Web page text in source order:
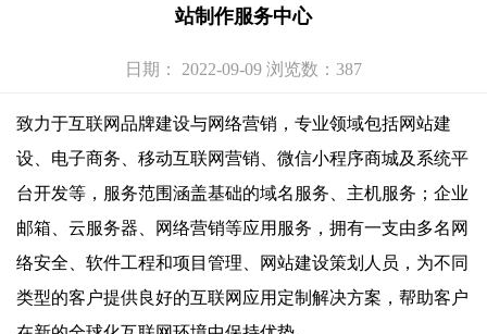
站制作服务中心
日期： 2022-09-09 浏览数：387
致力于互联网品牌建设与网络营销，专业领域包括网站建
设、电子商务、移动互联网营销、微信小程序商城及系统平
台开发等，服务范围涵盖基础的域名服务、主机服务；企业
邮箱、云服务器、网络营销等应用服务，拥有一支由多名网
络安全、软件工程和项目管理、网站建设策划人员，为不同
类型的客户提供良好的互联网应用定制解决方案，帮助客户